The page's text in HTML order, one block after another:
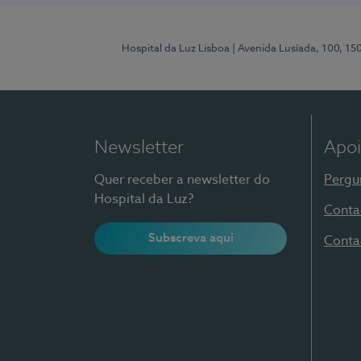
Hospital da Luz Lisboa | Avenida Lusíada, 100,
Newsletter
Quer receber a newsletter do
Hospital da Luz?
Subscreva aqui